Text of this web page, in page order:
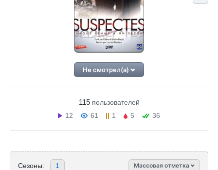
Не смотрел(а)
115 пользователей
12
61 1 5 36
Сезоны: 1 Массовая отметка